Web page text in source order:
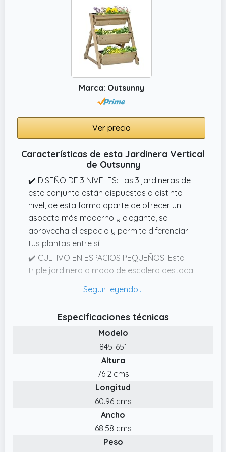
Marca: Outsunny
Ver precio
Características de esta Jardinera Vertical
de Outsunny
✔️ DISEÑO DE 3 NIVELES: Las 3 jardineras de
este conjunto están dispuestas a distinto
nivel, de esta forma aparte de ofrecer un
aspecto más moderno y elegante, se
aprovecha el espacio y permite diferenciar
tus plantas entre sí
✔️ CULTIVO EN ESPACIOS PEQUEÑOS: Esta
triple jardinera a modo de escalera destaca
ideal para cualquier terraza, patio, jardín o
flores, frutas, vegetales, hierbas aromáticas
✔️ INTERIOR FORRADO DE MALLA GEOTEXTIL:
Las 3 jardineras están forradas con malla
geotextil que permite una buena ventilación
y un buen drenaje, evitando que las raíces o
cualquier piedrecita bloqueen los 3 orificios
de drenaje que tiene cada una
✔️ MEDIDAS TOTALES: 71x61x77 cm (LxANxAL).
Medidas de cada maceta: 56x21x17 cm
Especificaciones técnicas
Modelo
845-651
Altura
76.2 cms
Longitud
60.96 cms
Ancho
68.58 cms
Peso